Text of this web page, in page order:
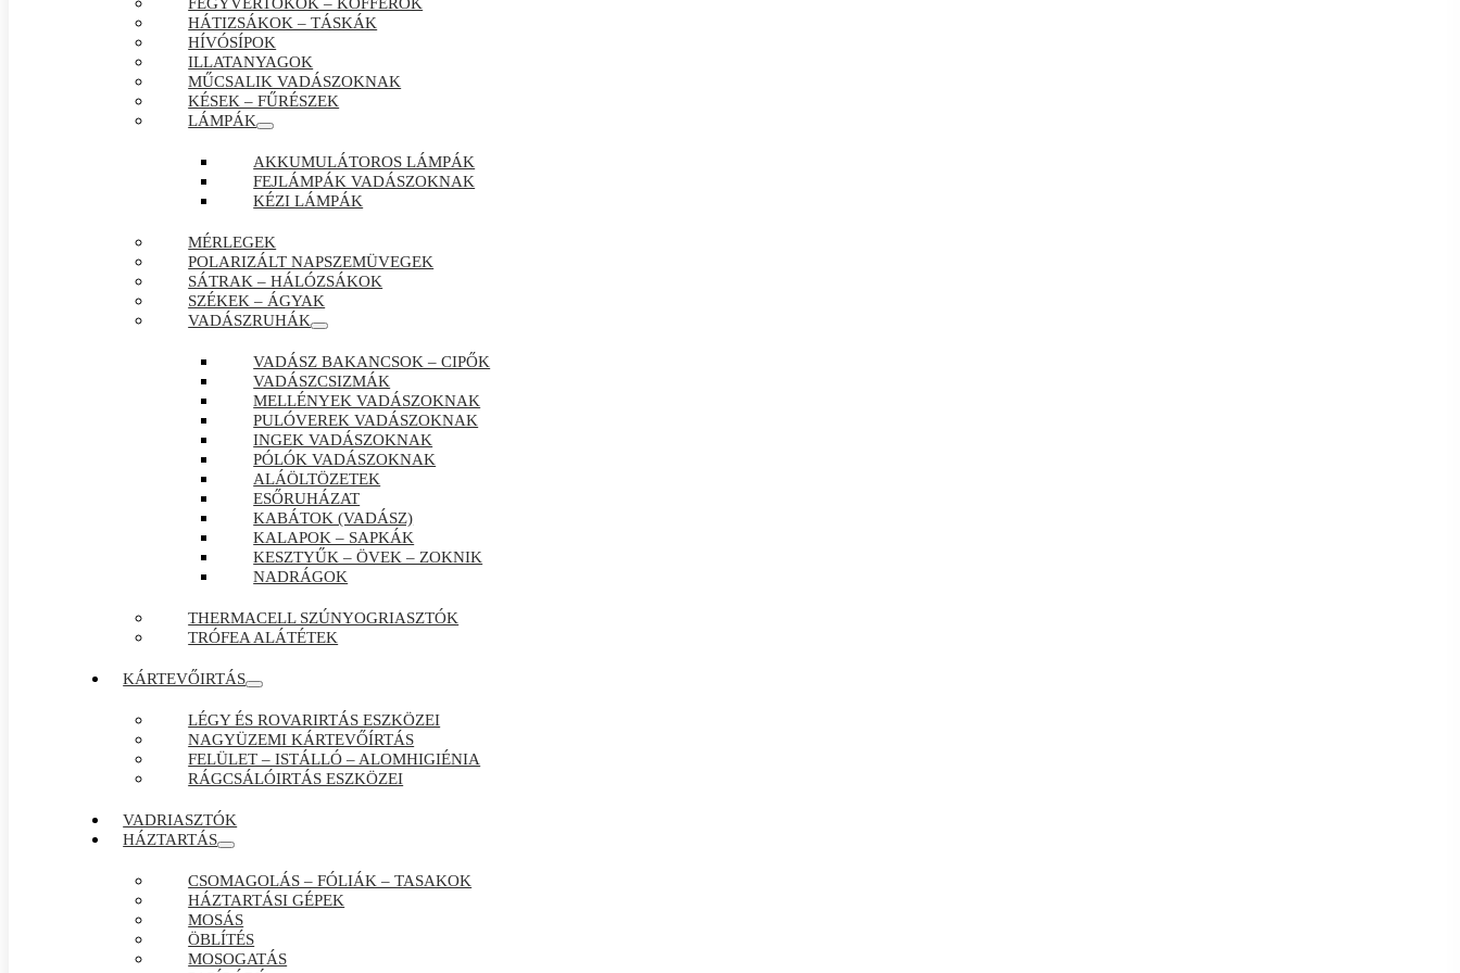
HÁTIZSÁKOK – TÁSKÁK
HÍVÓSÍPOK
ILLATANYAGOK
MŰCSALIK VADÁSZOKNAK
KÉSEK – FŰRÉSZEK
LÁMPÁK
AKKUMULÁTOROS LÁMPÁK
FEJLÁMPÁK VADÁSZOKNAK
KÉZI LÁMPÁK
MÉRLEGEK
POLARIZÁLT NAPSZEMÜVEGEK
SÁTRAK – HÁLÓZSÁKOK
SZÉKEK – ÁGYAK
VADÁSZRUHÁK
VADÁSZ BAKANCSOK – CIPŐK
VADÁSZCSIZMÁK
MELLÉNYEK VADÁSZOKNAK
PULÓVEREK VADÁSZOKNAK
INGEK VADÁSZOKNAK
PÓLÓK VADÁSZOKNAK
ALÁÖLTÖZETEK
ESŐRUHÁZAT
KABÁTOK (VADÁSZ)
KALAPOK – SAPKÁK
KESZTYŰK – ÖVEK – ZOKNIK
NADRÁGOK
THERMACELL SZÚNYOGRIASZTÓK
TRÓFEA ALÁTÉTEK
KÁRTEVŐIRTÁS
LÉGY ÉS ROVARIRTÁS ESZKÖZEI
NAGYÜZEMI KÁRTEVŐÍRTÁS
FELÜLET – ISTÁLLÓ – ALOMHIGIÉNIA
RÁGCSÁLÓIRTÁS ESZKÖZEI
VADRIASZTÓK
HÁZTARTÁS
CSOMAGOLÁS – FÓLIÁK – TASAKOK
HÁZTARTÁSI GÉPEK
MOSÁS
ÖBLÍTÉS
MOSOGATÁS